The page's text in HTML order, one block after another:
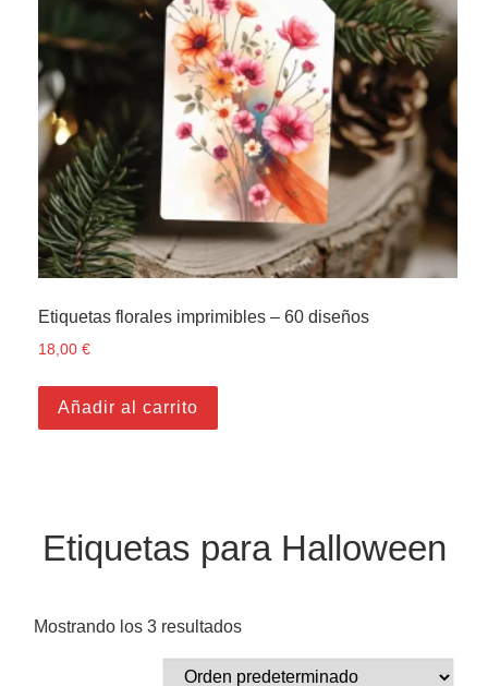
Etiquetas florales imprimibles – 60 diseños
18,00€
Añadir al carrito
Etiquetas para Halloween
Mostrando los 3 resultados